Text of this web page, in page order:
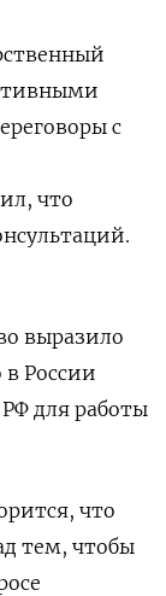
с
что
выразило
в России
для работы
что
тем, чтобы